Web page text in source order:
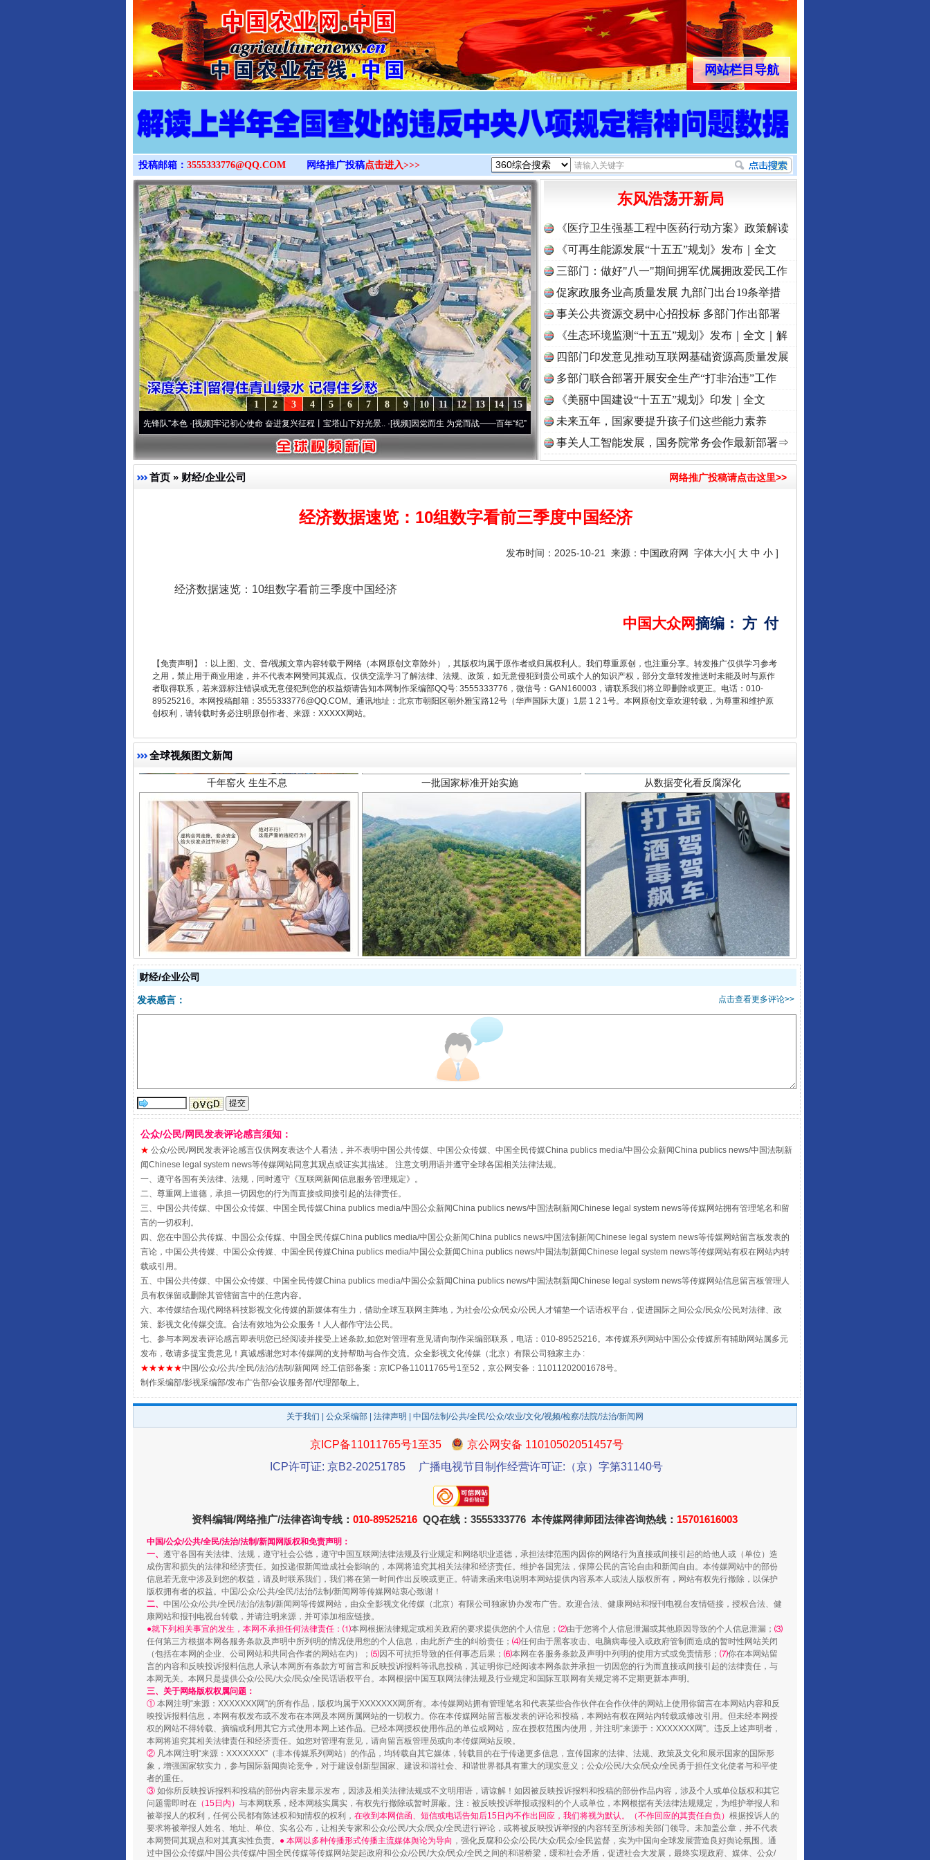
>
网站栏目导航
投稿邮箱： 3555333776@QQ.COM 网络推广投稿点击进入>>>
15
14
13
12
11
10
9
8
7
6
5
4
3
2
1
永葆“两个先锋队”本色·[视频]牢记初心使命 奋进复兴征程丨宝塔山下好光景..·[视频]因党而生 为党而战——百年“纪”事⑧加强纪律..·[视频]牢记初心使命 奋进复兴征程丨“转折之城”激荡.. ·[视频]
东风浩荡开新局
《医疗卫生强基工程中医药行动方案》政策解读
《可再生能源发展“十五五”规划》发布｜全文
三部门：做好"八一"期间拥军优属拥政爱民工作
促家政服务业高质量发展 九部门出台19条举措
事关公共资源交易中心招投标 多部门作出部署
《生态环境监测“十五五”规划》发布｜全文｜解
读
四部门印发意见推动互联网基础资源高质量发展
多部门联合部署开展安全生产“打非治违”工作
《美丽中国建设“十五五”规划》印发｜全文
未来五年，国家要提升孩子们这些能力素养
事关人工智能发展，国务院常务会作最新部署⇒
首页 » 财经/企业公司 网络推广投稿请点击这里>>
经济数据速览：10组数字看前三季度中国经济
发布时间：2025-10-21 来源： 中国政府网 字体大小[ 大 中 小 ]
经济数据速览：10组数字看前三季度中国经济
中国大众网摘编 ： 方 付
【免责声明】：以上图、文、音/视频文章内容转载于网络（本网原创文章除外），其版权均属于原作者或归属权利人。我们尊重原创，也注重分享。转发推广仅供学习参考
之用，禁止用于商业用途，并不代表本网赞同其观点。仅供交流学习了解法律、法规、政策，如无意侵犯到贵公司或个人的知识产权，部分文章转发推送时未能及时与原作
者取得联系，若来源标注错误或无意侵犯到您的权益烦请告知本网制作采编部QQ号: 3555333776，微信号：GAN160003，请联系我们将立即删除或更正。电话：010-
89525216。本网投稿邮箱：3555333776@QQ.COM。通讯地址：北京市朝阳区朝外雅宝路12号（华声国际大厦）1层 1 2 1号。本网原创文章欢迎转载，为尊重和维护原
创权利，请转载时务必注明原创作者、来源：XXXXX网站。
全球视频图文新闻
完善运行机制助力责任有效落实 一纸欠条伤亲情 巡回调解促和解.. 行业协会接连发公告
千年窑火 生生不息
揭开“小金库”的免责幌子 以产业富民促振兴 酒驾未被当场查获能处罚吗
全民健身五年计划来了！等你上场
规模最大的光氢储一体化项目
国家大学科技园优化重塑工作 镜头丨大暑三秋近 山西：不断增强治理腐败综合效能
扯下公款旅游的“隐身衣” 如何以同查同治破解风腐交织难题 养老服务师职业资格制度暂行规定
财经/企业公司
点击查看更多评论>>
发表感言：
公众/公民/网民发表评论感言须知：
★ 公众/公民/网民发表评论感言仅供网友表达个人看法，并不表明中国公共传媒、中国公众传媒、中国全民传媒China publics media/中国公众新闻China publics news/中国法制新
闻Chinese legal system news等传媒网站同意其观点或证实其描述。 注意文明用语并遵守全球各国相关法律法规。
一、遵守各国有关法律、法规，同时遵守《互联网新闻信息服务管理规定》。
二、尊重网上道德，承担一切因您的行为而直接或间接引起的法律责任。
三、中国公共传媒、中国公众传媒、中国全民传媒China publics media/中国公众新闻China publics news/中国法制新闻Chinese legal system news等传媒网站拥有管理笔名和留
言的一切权利。
四、您在中国公共传媒、中国公众传媒、中国全民传媒China publics media/中国公众新闻China publics news/中国法制新闻Chinese legal system news等传媒网站留言板发表的
言论，中国公共传媒、中国公众传媒、中国全民传媒China publics media/中国公众新闻China publics news/中国法制新闻Chinese legal system news等传媒网站有权在网站内转
载或引用。
五、中国公共传媒、中国公众传媒、中国全民传媒China publics media/中国公众新闻China publics news/中国法制新闻Chinese legal system news等传媒网站信息留言板管理人
员有权保留或删除其管辖留言中的任意内容。
六、本传媒结合现代网络科技影视文化传媒的新媒体有生力，借助全球互联网主阵地，为社会/公众/民众/公民人才铺垫一个话语权平台，促进国际之间公众/民众/公民对法律、政
策、影视文化传媒交流。合法有效地为公众服务！人人都作守法公民。
七、参与本网发表评论感言即表明您已经阅读并接受上述条款,如您对管理有意见请向制作采编部联系，电话：010-89525216。本传媒系列网站中国公众传媒所有辅助网站属多元
发布，敬请多提宝贵意见！真诚感谢您对本传媒网的支持帮助与合作交流。众全影视文化传媒（北京）有限公司独家主办 :
★★★★★中国/公众/公共/全民/法治/法制/新闻网 经工信部备案：京ICP备11011765号1至52，京公网安备：11011202001678号。
制作采编部/影视采编部/发布广告部/会议服务部/代理部敬上。
关于我们 公众采编部 法律声明 | 中国/法制/公共/全民/公众/农业/文化/视频/检察/法院/法治/新闻网
京ICP备11011765号1至35
京公网安备 11010502051457号
ICP许可证: 京B2-20251785
广播电视节目制作经营许可证:（京）字第31140号
资料编辑/网络推广/法律咨询专线： 010-89525216 QQ在线：3555333776 本传媒网律师团法律咨询热线： 15701616003
中国/公众/公共/全民/法治/法制/新闻网版权和免责声明：
一、 遵守各国有关法律、法规，遵守社会公德，遵守中国互联网法律法规及行业规定和网络职业道德，承担法律范围内因你的网络行为直接或间接引起的给他人或（单位）造
成伤害和损失的法律和经济责任。如投递假新闻造成社会影响的，本网将追究其相关法律和经济责任。维护各国宪法，保障公民的言论自由和新闻自由。本传媒网站中的部份
信息若无意中涉及到您的权益，请及时联系我们，我们将在第一时间作出反映或更正。特请来函来电说明本网站提供内容系本人或法人版权所有，网站有权先行撤除，以保护
版权拥有者的权益。中国/公众/公共/全民/法治/法制/新闻网等传媒网站衷心致谢！
二、 中国/公众/公共/全民/法治/法制/新闻网等传媒网站，由众全影视文化传媒（北京）有限公司独家协办发布广告。欢迎合法、健康网站和报刊电视台友情链接，授权合法、健
康网站和报刊电视台转载，并请注明来源，并可添加相应链接。
●就下列相关事宜的发生，本网不承担任何法律责任：⑴本网根据法律规定或相关政府的要求提供您的个人信息； ⑵由于您将个人信息泄漏或其他原因导致的个人信息泄漏； ⑶
任何第三方根据本网各服务条款及声明中所列明的情况使用您的个人信息，由此所产生的纠纷责任； ⑷任何由于黑客攻击、电脑病毒侵入或政府管制而造成的暂时性网站关闭
（包括在本网的企业、公司网站和共同合作者的网站在内）； ⑸因不可抗拒导致的任何事态后果； ⑹本网在各服务条款及声明中列明的使用方式或免责情形； ⑺你在本网站留
言的内容和反映投诉报料信息人承认本网所有条款方可留言和反映投诉报料等讯息投稿，其证明你已经阅读本网条款并承担一切因您的行为而直接或间接引起的法律责任，与
本网无关。本网只是提供公众/公民/大众/民众/全民话语权平台。本网根据中国互联网法律法规及行业规定和国际互联网有关规定将不定期更新本声明。
三、关于网络版权权属问题：
① 本网注明“来源：XXXXXXX网”的所有作品，版权均属于XXXXXXX网所有。本传媒网站拥有管理笔名和代表某些合作伙伴在合作伙伴的网站上使用你留言在本网站内容和反
映投诉报料信息，本网有权发布或不发布在本网及本网所属网站的一切权力。你在本传媒网站留言板发表的评论和投稿，本网站有权在网站内转载或修改引用。但未经本网授
权的网站不得转载、摘编或利用其它方式使用本网上述作品。已经本网授权使用作品的单位或网站，应在授权范围内使用，并注明“来源于：XXXXXXX网”。违反上述声明者，
本网将追究其相关法律责任和经济责任。如您对管理有意见，请向留言板管理员或向本传媒网站反映。
② 凡本网注明“来源：XXXXXXX”（非本传媒系列网站）的作品，均转载自其它媒体，转载目的在于传递更多信息，宣传国家的法律、法规、政策及文化和展示国家的国际形
象，增强国家软实力，参与国际新闻舆论竞争，对于建设创新型国家、建设和谐社会、和谐世界都具有重大的现实意义；公众/公民/大众/民众/全民勇于担任文化使者与和平使
者的重任。
③ 如你所反映投诉报料和投稿的部份内容未显示发布，因涉及相关法律法规或不文明用语，请谅解！如因被反映投诉报料和投稿的部份作品内容，涉及个人或单位版权和其它
问题需即时在 （15日内） 与本网联系，经本网核实属实，有权先行撤除或暂时屏蔽。注：被反映投诉举报或报料的个人或单位，本网根据有关法律法规规定，为维护举报人和
被举报人的权利，任何公民都有陈述权和知情权的权利， 在收到本网信函、短信或电话告知后15日内不作出回应，我们将视为默认。（不作回应的其责任自负） 根据投诉人的
要求将被举报人姓名、地址、单位、实名公布，让相关专家和公众/公民/大众/民众/全民进行评论，或将被反映投诉举报的内容转至所涉相关部门领导。未加盖公章，并不代表
本网赞同其观点和对其真实性负责。 ● 本网以多种传播形式传播主流媒体舆论为导向 ，强化反腐和公众/公民/大众/民众/全民监督，实为中国向全球发展营造良好舆论氛围。通
过中国公众传媒/中国公共传媒/中国全民传媒等传媒网站架起政府和公众/公民/大众/民众/全民之间的和谐桥梁，缓和社会矛盾，促进社会大发展，最终实现政府、媒体、公众/